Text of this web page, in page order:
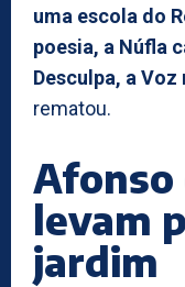
uma escola do
poesia, a Núfla
Desculpa, a
rematou.
Afonso
levam
jardim